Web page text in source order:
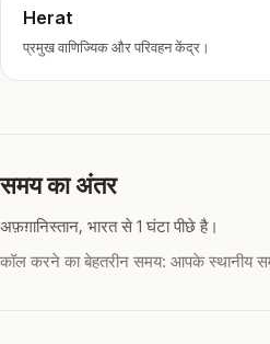
Herat
प्रमुख वाणिज्यिक और परिवहन केंद्र।
समय का अंतर
अफ़ग़ानिस्तान, भारत से 1 घंटा पीछे है।
कॉल करने का बेहतरीन समय: आपके स्थानीय